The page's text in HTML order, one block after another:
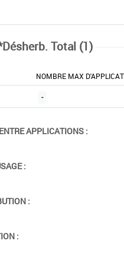
Total (1)
NOMBRE MAX
-
APPLICATIONS :
:
:
: